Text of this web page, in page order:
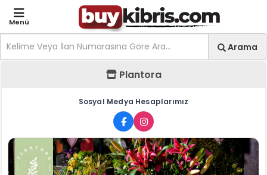
Menü
Ara
Arama
Plantora - Mağaza
Plantora
Sosyal Medya Hesaplarımız